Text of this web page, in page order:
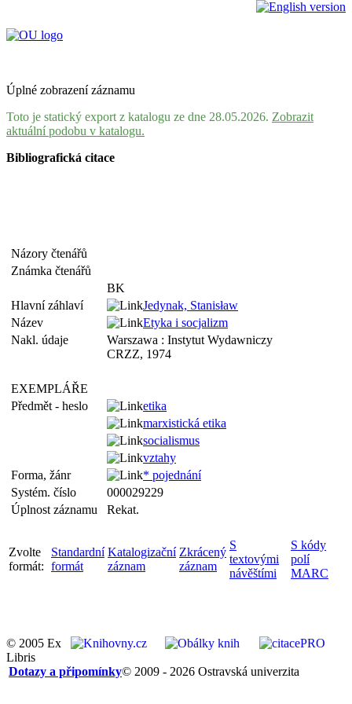
Úplné zobrazení záznamu
Toto je statický export z katalogu ze dne 28.05.2026. Zobrazit
aktuální podobu v katalogu.
Bibliografická citace
Názory čtenářů
Známka čtenářů
BK
Hlavní záhlaví
Jedynak, Stanisław
Název
Etyka i socjalizm
Nakl. údaje
Warszawa : Instytut Wydawniczy
CRZZ, 1974
EXEMPLÁŘE
Předmět - heslo
etika
marxistická etika
socialismus
vztahy
Forma, žánr
* pojednání
Systém. číslo
000029229
Úplnost záznamu
Rekat.
Zvolte
formát:
Standardní
formát
Katalogizační
záznam
Zkrácený
záznam
S
textovými
návěštími
S kódy
polí
MARC
© 2005 Ex
Libris
© 2009 - 2026 Ostravská univerzita
Dotazy a připomínky